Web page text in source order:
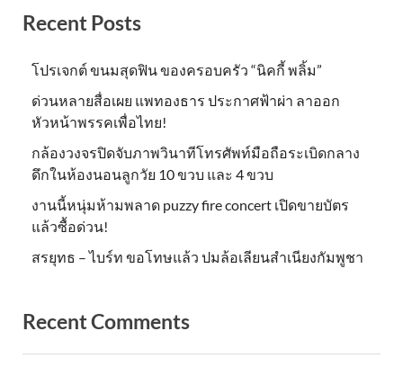
Recent Posts
โปรเจกต์ ขนมสุดฟิน ของครอบครัว “นิคกี้ พลิ้ม”
ด่วนหลายสื่อเผย แพทองธาร ประกาศฟ้าผ่า ลาออก
หัวหน้าพรรคเพื่อไทย!
กล้องวงจรปิดจับภาพวินาทีโทรศัพท์มือถือระเบิดกลาง
ดึกในห้องนอนลูกวัย 10 ขวบ และ 4 ขวบ
งานนี้หนุ่มห้ามพลาด puzzy fire concert เปิดขายบัตร
แล้วซื้อด่วน!
สรยุทธ – ไบร์ท ขอโทษแล้ว ปมล้อเลียนสำเนียงกัมพูชา
Recent Comments